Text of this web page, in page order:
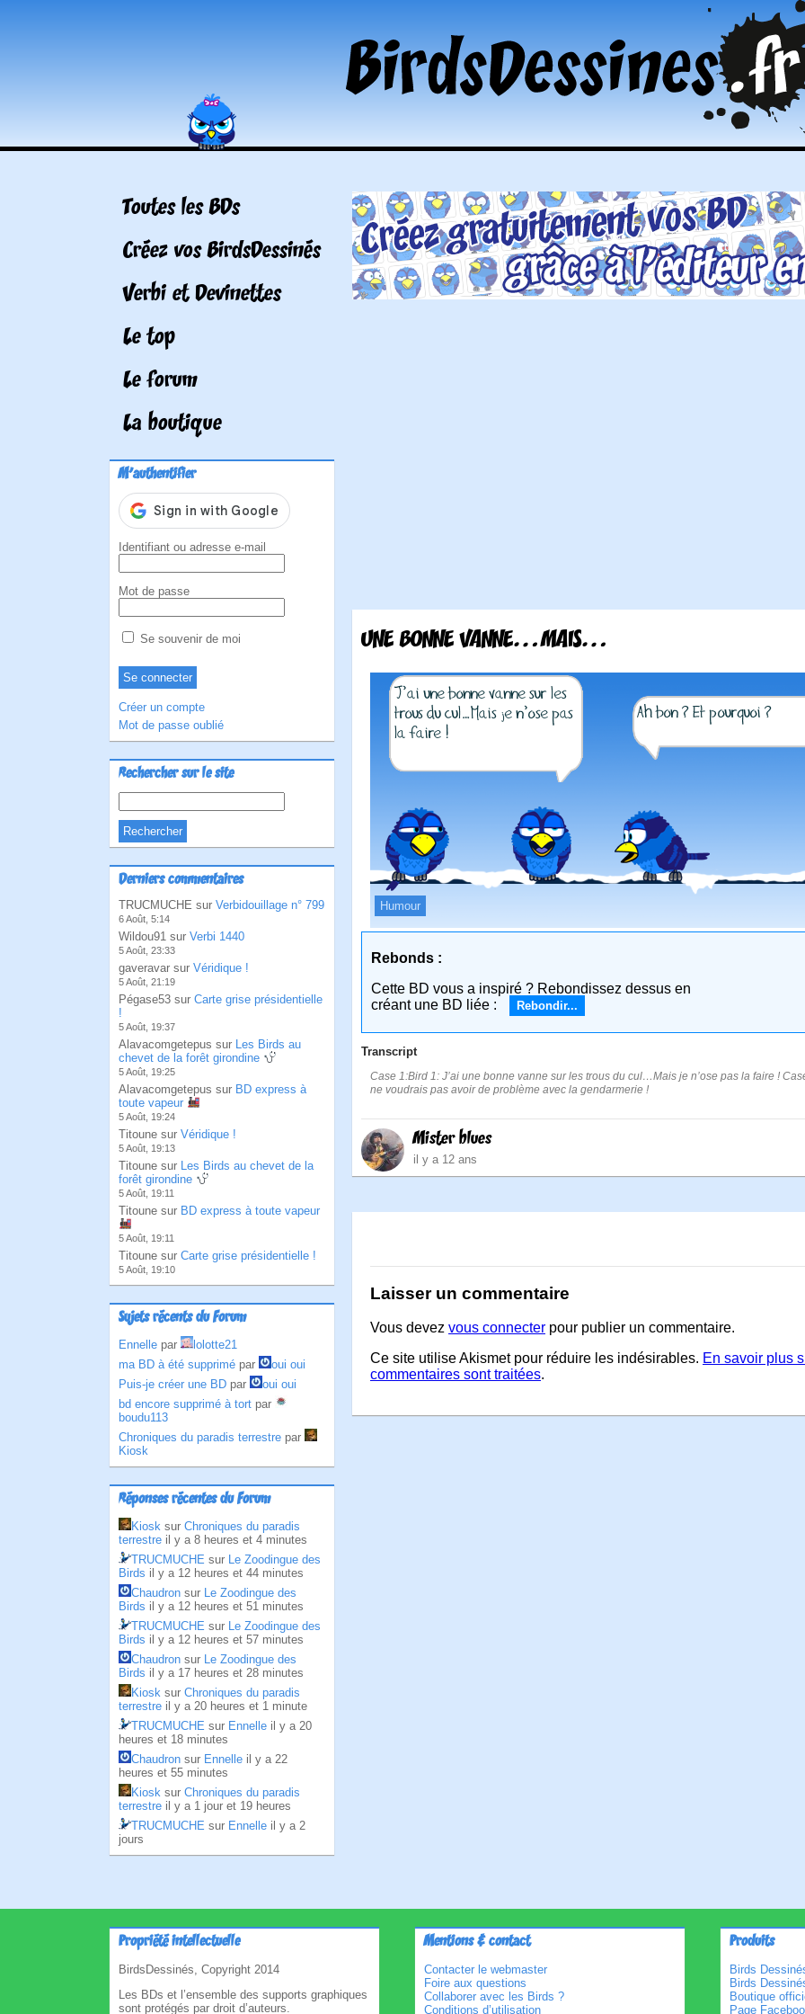
Toutes les BDs
Créez vos BirdsDessinés
Verbi et Devinettes
Le top
Le forum
La boutique
M'authentifier
Identifiant ou adresse e-mail
Mot de passe
Se souvenir de moi
Créer un compte
Mot de passe oublié
Rechercher sur le site
Derniers commentaires
TRUCMUCHE sur Verbidouillage n° 799
6 Août, 5:14
Wildou91 sur Verbi 1440
5 Août, 23:33
gaveravar sur Véridique !
5 Août, 21:19
Pégase53 sur Carte grise présidentielle
!
5 Août, 19:37
Alavacomgetepus sur Les Birds au
chevet de la forêt girondine
5 Août, 19:25
Alavacomgetepus sur BD express à
toute vapeur
5 Août, 19:24
Titoune sur Véridique !
5 Août, 19:13
Titoune sur Les Birds au chevet de la
forêt girondine
5 Août, 19:11
Titoune sur BD express à toute vapeur
5 Août, 19:11
Titoune sur Carte grise présidentielle !
5 Août, 19:10
Sujets récents du Forum
Ennelle par
lolotte21
ma BD à été supprimé par
oui oui
Puis-je créer une BD par
oui oui
bd encore supprimé à tort par
boudu113
Chroniques du paradis terrestre par
Kiosk
Réponses récentes du Forum
Kiosk sur Chroniques du paradis
terrestre il y a 8 heures et 4 minutes
TRUCMUCHE sur Le Zoodingue des
Birds il y a 12 heures et 44 minutes
Chaudron sur Le Zoodingue des
Birds il y a 12 heures et 51 minutes
TRUCMUCHE sur Le Zoodingue des
Birds il y a 12 heures et 57 minutes
Chaudron sur Le Zoodingue des
Birds il y a 17 heures et 28 minutes
Kiosk sur Chroniques du paradis
terrestre il y a 20 heures et 1 minute
TRUCMUCHE sur Ennelle il y a 20
heures et 18 minutes
Chaudron sur Ennelle il y a 22
heures et 55 minutes
Kiosk sur Chroniques du paradis
terrestre il y a 1 jour et 19 heures
TRUCMUCHE sur Ennelle il y a 2
jours
UNE BONNE VANNE…MAIS…
Humour
Rebonds :
Cette BD vous a inspiré ? Rebondissez dessus en
créant une BD liée :
Rebondir...
Transcript
Case 1:Bird 1: J’ai une bonne vanne sur les trous du cul…Mais je n’ose pas la faire !
ne voudrais pas avoir de problème avec la gendarmerie !
Mister blues
il y a 12 ans
Laisser un commentaire
Vous devez vous connecter pour publier un commentaire.
Ce site utilise Akismet pour réduire les indésirables. En savoir plus
commentaires sont traitées.
Propriété intellectuelle
BirdsDessinés, Copyright 2014
Les BDs et l’ensemble des supports graphiques
sont protégés par droit d’auteurs.
Mentions & contact
Contacter le webmaster
Foire aux questions
Collaborer avec les Birds ?
Conditions d’utilisation
Produits
Birds
Birds
Boutique
Page